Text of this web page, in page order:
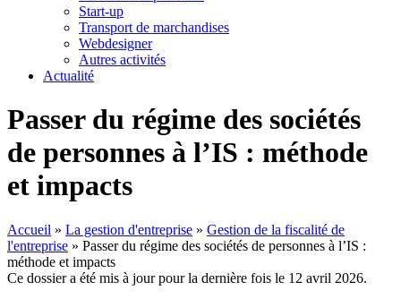
Start-up
Transport de marchandises
Webdesigner
Autres activités
Actualité
Passer du régime des sociétés
de personnes à l’IS : méthode
et impacts
Accueil » La gestion d'entreprise » Gestion de la fiscalité de
l'entreprise » Passer du régime des sociétés de personnes à l’IS :
méthode et impacts
Ce dossier a été mis à jour pour la dernière fois le 12 avril 2026.